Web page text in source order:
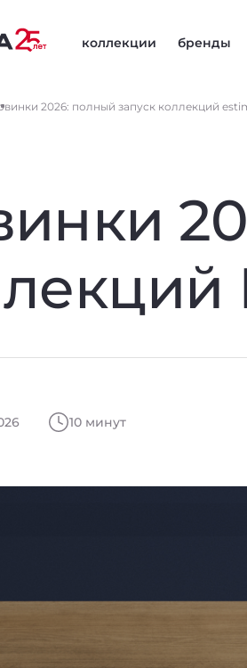
коллекции бренды
2026: полный запуск коллекций
10 минут